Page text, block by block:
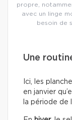
propre,
avec un linge
besoin de
Une
Ici, les
en janvier
la période de